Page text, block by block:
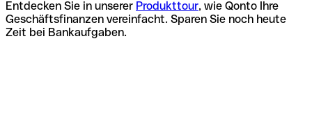
Entdecken Sie in unserer Produkttour, wie Qonto Ihre
Geschäftsfinanzen vereinfacht. Sparen Sie noch heute
Zeit bei Bankaufgaben.